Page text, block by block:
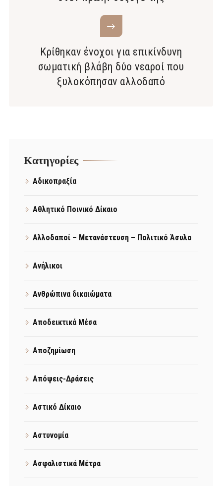
Κρίθηκαν ένοχοι για επικίνδυνη
σωματική βλάβη δύο νεαροί που
ξυλοκόπησαν αλλοδαπό
Kατηγορίες
Αδικοπραξία
Αθλητικό Ποινικό Δίκαιο
Αλλοδαποί – Μετανάστευση – Πολιτικό Άσυλο
Ανήλικοι
Ανθρώπινα δικαιώματα
Αποδεικτικά Μέσα
Αποζημίωση
Απόψεις-Δράσεις
Αστικό Δίκαιο
Αστυνομία
Ασφαλιστικά Μέτρα